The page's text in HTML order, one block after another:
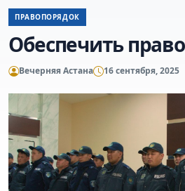
ПРАВОПОРЯДОК
Обеспечить
Вечерняя Астана 16 сентября, 2025